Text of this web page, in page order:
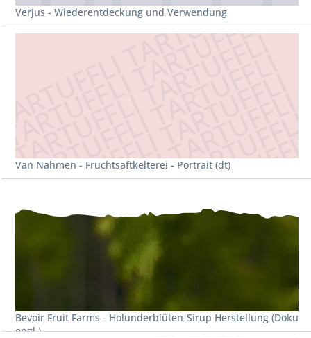
Verjus - Wiederentdeckung und Verwendung
Van Nahmen - Fruchtsaftkelterei - Portrait (dt)
Bevoir Fruit Farms - Holunderblüten-Sirup Herstellung (Doku
engl.)